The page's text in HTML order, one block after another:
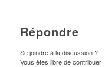
Répondre
Se joindre à la discussion ?
Vous êtes libre de contribuer !